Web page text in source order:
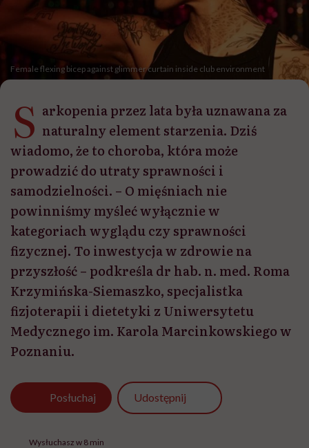
Female flexing bicep against glimmer curtain inside club environment
S arkopenia przez lata była uznawana za
naturalny element starzenia. Dziś
wiadomo, że to choroba, która może
prowadzić do utraty sprawności i
samodzielności. – O mięśniach nie
powinniśmy myśleć wyłącznie w
kategoriach wyglądu czy sprawności
fizycznej. To inwestycja w zdrowie na
przyszłość – podkreśla dr hab. n. med. Roma
Krzymińska-Siemaszko, specjalistka
fizjoterapii i dietetyki z Uniwersytetu
Medycznego im. Karola Marcinkowskiego w
Poznaniu.
Posłuchaj Udostępnij
Wysłuchasz w 8 min